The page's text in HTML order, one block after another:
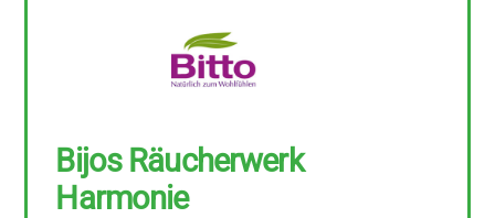
Bijos Räucherwerk
Harmonie